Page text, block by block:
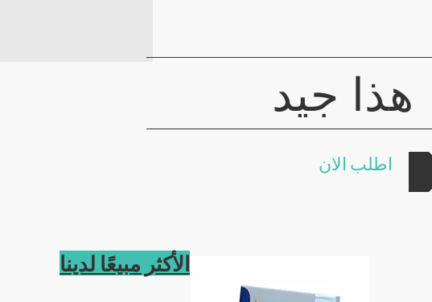
هذا جيد
اطلب الان
الأكثر مبيعًا لدينا